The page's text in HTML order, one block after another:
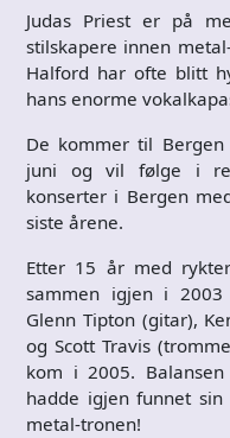
Judas Priest er på
stilskapere innen
Halford har ofte blitt
hans enorme
De kommer til
juni og vil følge i
konserter i Bergen
siste årene.
Etter 15 år med
sammen igjen i
Glenn Tipton (gitar),
og Scott Travis
kom i 2005.
hadde igjen funnet
metal-tronen!